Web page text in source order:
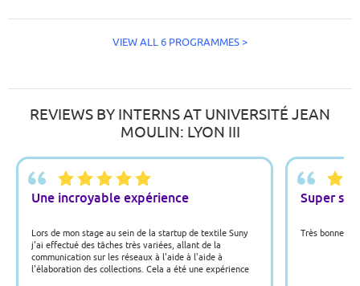
VIEW ALL 6 PROGRAMMES >
REVIEWS BY INTERNS AT UNIVERSITÉ JEAN
MOULIN: LYON III
Une incroyable expérience
Lors de mon stage au sein de la startup de textile Suny
j'ai effectué des tâches très variées, allant de la
communication sur les réseaux à l'aide à l'aide à
l'élaboration des collections. Cela a été une expérience
Super
Très bonne